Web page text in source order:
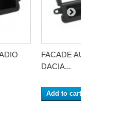
FACADE AUTORADIO
DACIA...
Add to cart